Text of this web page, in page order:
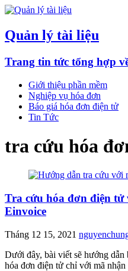
Quản lý tài liệu
Trang tin tức tổng hợp
Giới thiệu phần mềm
Nghiệp vụ hóa đơn
Báo giá hóa đơn điện tử
Tin Tức
tra cứu hóa
Tra cứu hóa đơn điện
Einvoice
Tháng 12 15, 2021
Dưới đây, bài viết sẽ hướng dẫn
hóa đơn điện tử chỉ với mã nhận